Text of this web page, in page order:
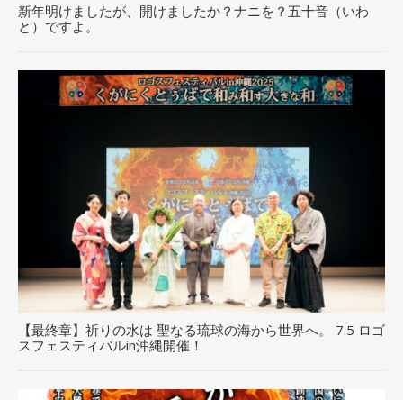
新年明けましたが、開けましたか？ナニを？五十音（いわ
と）ですよ。
【最終章】祈りの水は 聖なる琉球の海から世界へ。 7.5 ロゴ
スフェスティバルin沖縄開催！